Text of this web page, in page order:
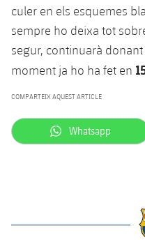
Fotos
VALORANT Game
eFootball
culer en els esquemes
sempre ho deixa tot
segur, continuarà
moment ja ho ha fet en
COMPARTEIX AQUEST ARTICLE
Whatsapp